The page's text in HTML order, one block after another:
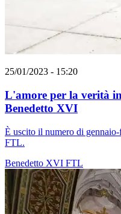
25/01/2023 - 15:20
L'amore per la verità
Benedetto XVI
È uscito il numero di
FTL.
Benedetto XVI FTL